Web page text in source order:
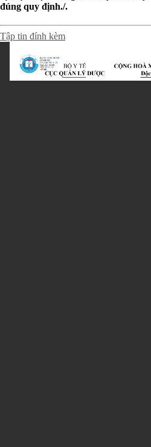
đúng quy định./.
Tập tin đính kèm